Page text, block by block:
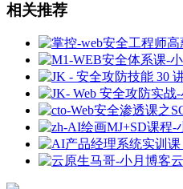
相关推荐